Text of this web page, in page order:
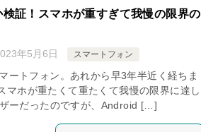
証！スマホが重すぎて我慢の限界の
年5月6日 スマートフォン
ートフォン。あれから早3年半近く経ちま
マホが重たくて重たくて我慢の限界に達し
ーだったのですが、Android […]